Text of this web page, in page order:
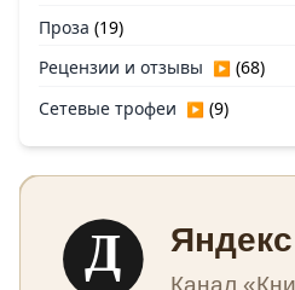
Проза (19)
Рецензии и отзывы ▶ (68)
Сетевые трофеи ▶ (9)
Д Канал